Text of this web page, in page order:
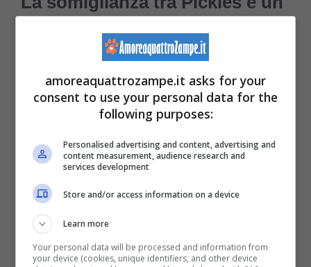
Ad ogni modo, al di là del leggero fastidio
che potrebbe dare la ripetizione di un
capriccio da parte di un adulto,la
somiglianzatra Pickles e un bambino
sembra non destare alcuna preoccupazione
nella sua mamma umana. Anzi:
sembrerebbe un motivo in più per adorare
questa simpatica cagnolina.
amoreaquattrozampe.it asks for your
consent to use your personal data for the
following purposes:
Personalised advertising and content, advertising and
content measurement, audience research and
services development
Store and/or access information on a device
Learn more
Your personal data will be processed and information from
your device (cookies, unique identifiers, and other device